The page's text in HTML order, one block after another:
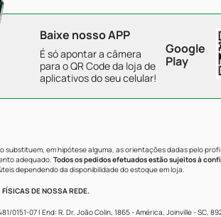
Baixe nosso APP
É só apontar a câmera
para o QR Code da loja de
aplicativos do seu celular!
Google
Play
em hipótese alguma, as orientações dadas pelo
adequado. Todos os pedidos efetuados estão sujeitos à
dependendo da disponibilidade do estoque em loja.
DE NOSSA REDE.
0151-07 | End: R. Dr. João Colin, 1865 - América, Joinville - SC,